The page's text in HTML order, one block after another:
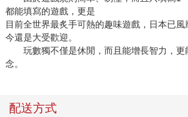
都能填寫的遊戲，更是
目前全世界最炙手可熱的趣味遊戲，日本已
今還是大受歡迎。
玩數獨不僅是休閒，而且能增長智力，更
念。
配送方式